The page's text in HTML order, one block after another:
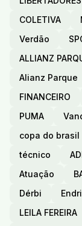
COLETIVA
Verdão
ALLIANZ
Alianz Parque
FINANCEIRO
PUMA
copa do brasil
técnico
Atuação
Dérbi
LEILA FEREIRA